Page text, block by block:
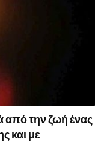
από την ζωή ένας
και με